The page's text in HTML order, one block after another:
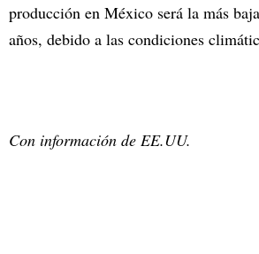
producción en México será la más
años, debido a las condiciones
Con información de EE.UU.